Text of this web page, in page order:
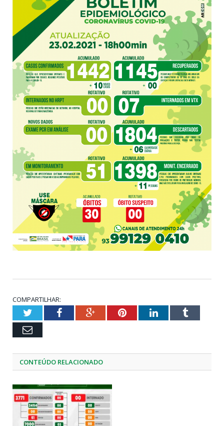
COMPARTILHAR:
TwitterFacebookGoogle+PinterestLinkedInTumblr
Email
CONTEÚDO RELACIONADO